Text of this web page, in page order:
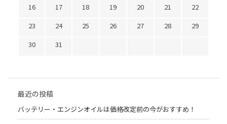
16
17 18 19 20 21
22
23
24 25 26 27 28
29
30
31
最近の投稿
バッテリー・エンジンオイルは価格改定前の今がおすすめ！